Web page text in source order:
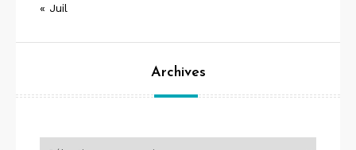
« Juil
Archives